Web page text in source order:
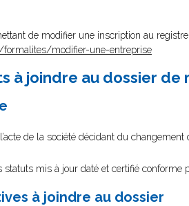
de modifier une inscription au
modifier-une-entreprise
à joindre au dossier de
de la société décidant du
statuts mis à jour daté et certifié conforme
à joindre au dossier